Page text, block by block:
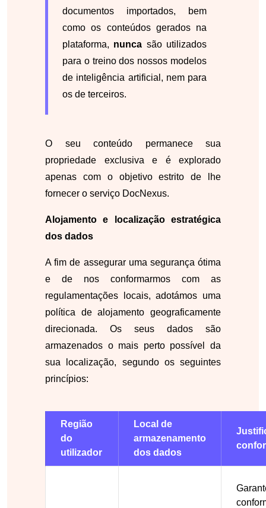
documentos importados, bem
como os conteúdos gerados na
plataforma, nunca são utilizados
para o treino dos nossos modelos
de inteligência artificial, nem para
os de terceiros.
O seu conteúdo permanece sua
propriedade exclusiva e é explorado
apenas com o objetivo estrito de lhe
fornecer o serviço DocNexus.
Alojamento e localização estratégica
dos dados
A fim de assegurar uma segurança ótima
e de nos conformarmos com as
regulamentações locais, adotámos uma
política de alojamento geograficamente
direcionada. Os seus dados são
armazenados o mais perto possível da
sua localização, segundo os seguintes
princípios:
Região
do
utilizador
Local de
armazenamento
dos dados